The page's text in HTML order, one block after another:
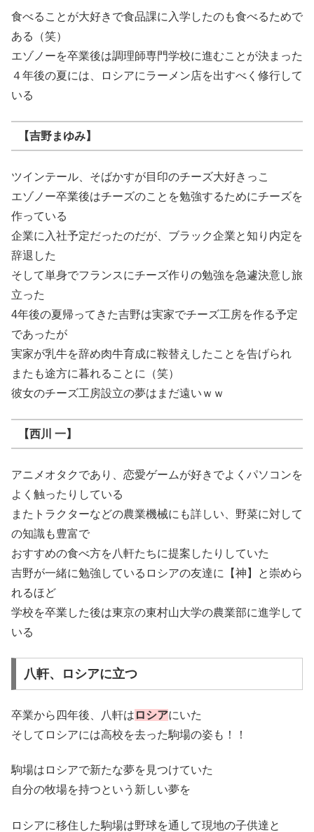
食べることが大好きで食品課に入学したのも食べるためで
ある（笑）
エゾノーを卒業後は調理師専門学校に進むことが決まった
４年後の夏には、ロシアにラーメン店を出すべく修行して
いる
【吉野まゆみ】
ツインテール、そばかすが目印のチーズ大好きっこ
エゾノー卒業後はチーズのことを勉強するためにチーズを
作っている
企業に入社予定だったのだが、ブラック企業と知り内定を
辞退した
そして単身でフランスにチーズ作りの勉強を急遽決意し旅
立った
4年後の夏帰ってきた吉野は実家でチーズ工房を作る予定
であったが
実家が乳牛を辞め肉牛育成に鞍替えしたことを告げられ
またも途方に暮れることに（笑）
彼女のチーズ工房設立の夢はまだ遠いｗｗ
【西川 一】
アニメオタクであり、恋愛ゲームが好きでよくパソコンを
よく触ったりしている
またトラクターなどの農業機械にも詳しい、野菜に対して
の知識も豊富で
おすすめの食べ方を八軒たちに提案したりしていた
吉野が一緒に勉強しているロシアの友達に【神】と崇めら
れるほど
学校を卒業した後は東京の東村山大学の農業部に進学して
いる
八軒、ロシアに立つ
卒業から四年後、八軒は ロシアにいた
そしてロシアには高校を去った駒場の姿も！！
駒場はロシアで新たな夢を見つけていた
自分の牧場を持つという新しい夢を
ロシアに移住した駒場は野球を通して現地の子供達と